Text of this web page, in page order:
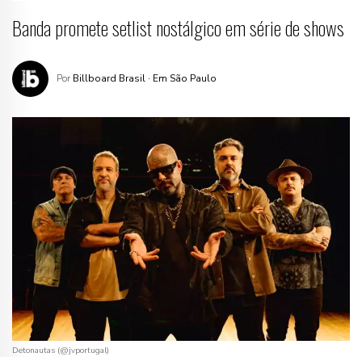
Banda promete setlist nostálgico em série de shows
Por Billboard Brasil · Em São Paulo
Detonautas (@jvportugal)